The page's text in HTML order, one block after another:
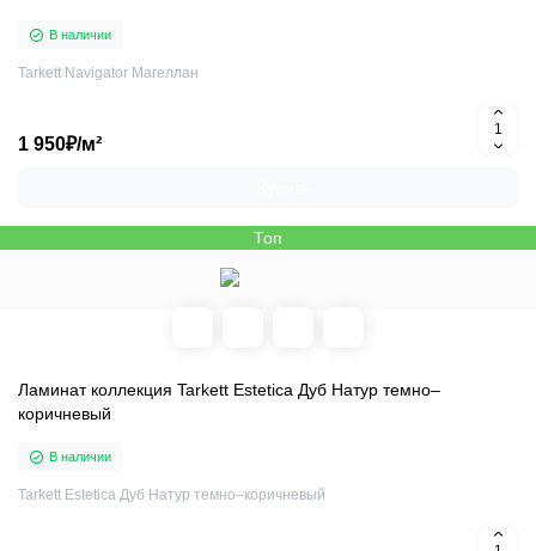
В наличии
Tarkett Navigator Магеллан
1 950₽/м²
Топ
Ламинат коллекция Tarkett Estetica Дуб Натур темно–
коричневый
В наличии
Tarkett Estetica Дуб Натур темно–коричневый